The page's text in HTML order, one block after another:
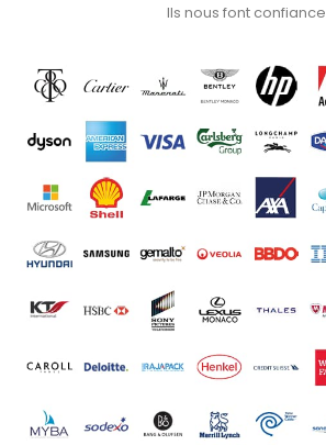
Ils nous font confiance